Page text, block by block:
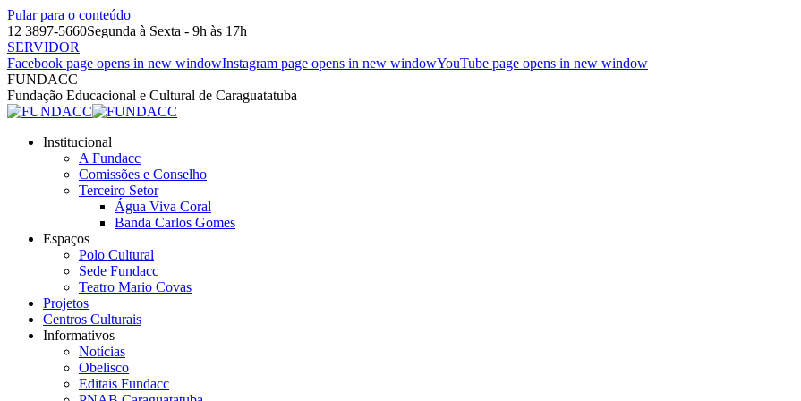
Pular para o conteúdo
12 3897-5660Segunda à Sexta - 9h às 17h
SERVIDOR
Facebook page opens in new windowInstagram page opens in new windowYouTube page opens in new window
FUNDACC
Fundação Educacional e Cultural de Caraguatatuba
Institucional
A Fundacc
Comissões e Conselho
Terceiro Setor
Água Viva Coral
Banda Carlos Gomes
Espaços
Polo Cultural
Sede Fundacc
Teatro Mario Covas
Projetos
Centros Culturais
Informativos
Notícias
Obelisco
Editais Fundacc